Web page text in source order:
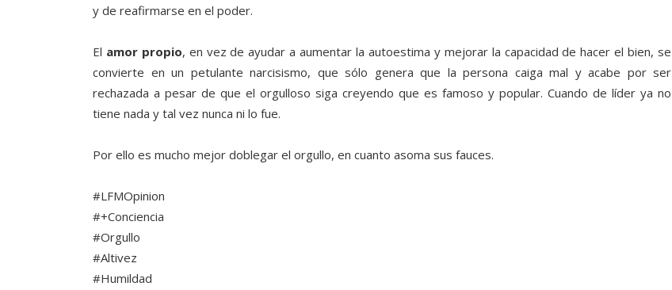
y de reafirmarse en el poder.
El amor propio, en vez de ayudar a aumentar la autoestima y mejorar la capacidad de hacer el bien, se
convierte en un petulante narcisismo, que sólo genera que la persona caiga mal y acabe por ser
rechazada a pesar de que el orgulloso siga creyendo que es famoso y popular. Cuando de líder ya no
tiene nada y tal vez nunca ni lo fue.
Por ello es mucho mejor doblegar el orgullo, en cuanto asoma sus fauces.
#LFMOpinion
#+Conciencia
#Orgullo
#Altivez
#Humildad